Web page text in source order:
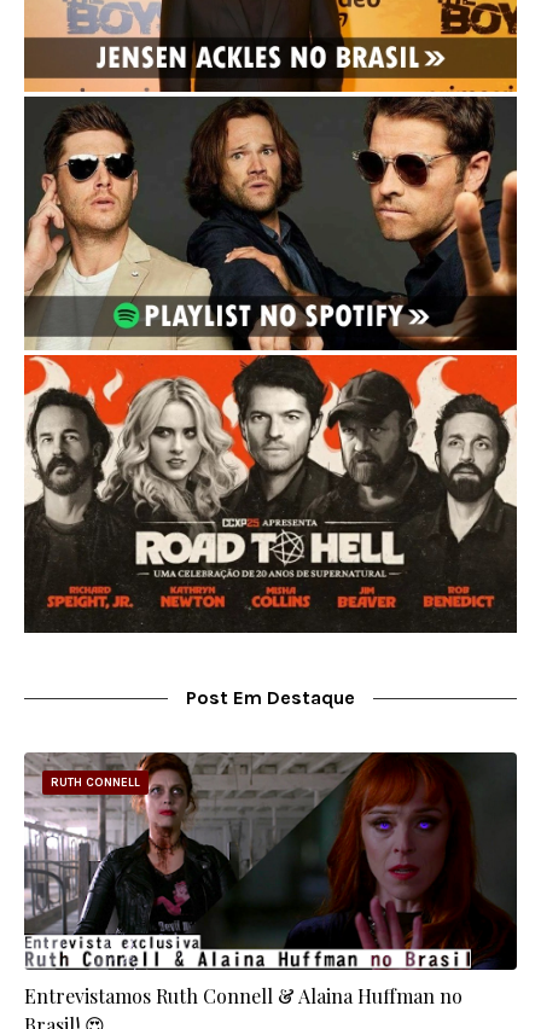
Post Em Destaque
RUTH CONNELL
Entrevistamos Ruth Connell & Alaina Huffman no